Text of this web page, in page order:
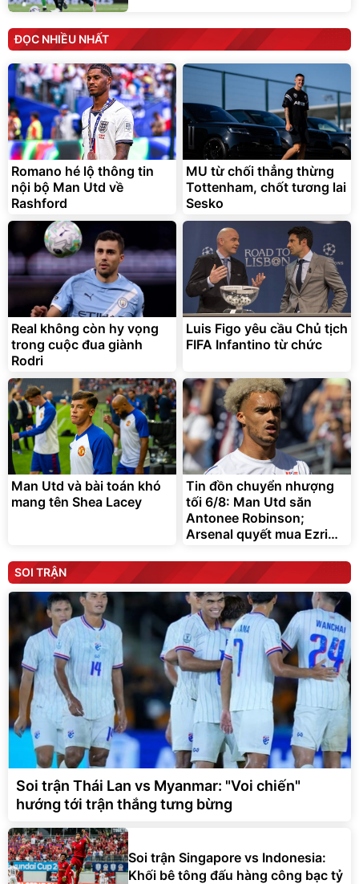
ĐỌC NHIỀU NHẤT
Romano hé lộ thông tin
nội bộ Man Utd về
Rashford
MU từ chối thẳng thừng
Tottenham, chốt tương lai
Sesko
Real không còn hy vọng
trong cuộc đua giành
Rodri
Luis Figo yêu cầu Chủ tịch
FIFA Infantino từ chức
Man Utd và bài toán khó
mang tên Shea Lacey
Tin đồn chuyển nhượng
tối 6/8: Man Utd săn
Antonee Robinson;
Arsenal quyết mua Ezri
SOI TRẬN
Soi trận Thái Lan vs Myanmar: "Voi chiến"
hướng tới trận thắng tưng bừng
Soi trận Singapore vs Indonesia:
Khối bê tông đấu hàng công bạc tỷ